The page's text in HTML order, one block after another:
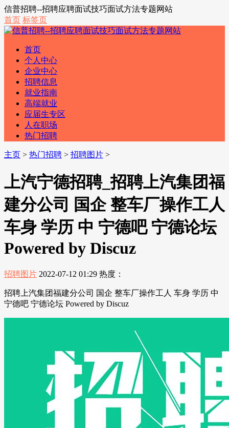
信普招聘--招聘应聘面试技巧面试方法专题网站
首页 标签页
首页
个人中心
企业中心
招聘信息
就业指南
高端就业
应届生专区
人在职场
热门招聘
主页 > 热门招聘 > 招聘图片 >
上汽宁德招聘_招聘上汽集团福
建分公司 国企 整车厂操作工人
车身 学历 中 宁德吧 宁德论坛
Powered by Discuz
招聘图片 2022-07-12 01:29 热度：
招聘上汽集团福建分公司 国企 整车厂操作工人 车身 学历 中
宁德吧 宁德论坛 Powered by Discuz